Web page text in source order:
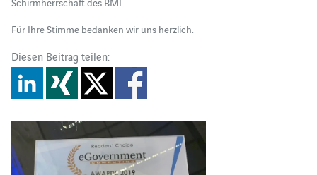
Für Ihre Stimme bedanken wir uns herzlich.
Diesen Beitrag teilen: